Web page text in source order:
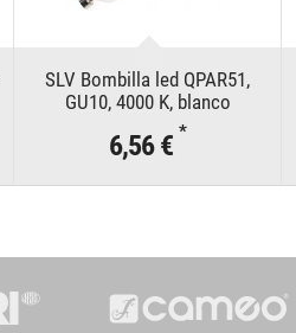
SLV Bombilla led QPAR51,
GU10, 4000 K, blanco
6,56 € *